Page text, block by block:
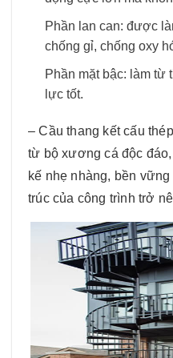
Phần lan can: được
chống gỉ, chống oxy
Phần mặt bậc: làm từ
lực tốt.
– Cầu thang kết cấu
từ bộ xương cá độc
kế nhẹ nhàng, bền
trúc của công trình trở